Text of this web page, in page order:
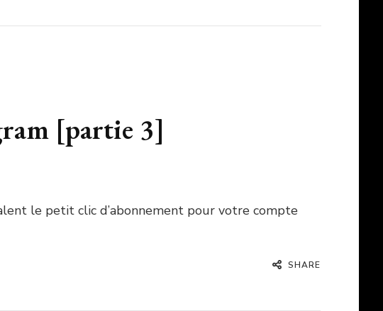
[partie 3]
le petit clic d’abonnement pour votre compte
SHARE